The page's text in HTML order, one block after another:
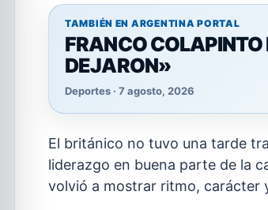
TAMBIÉN EN ARGENTINA PORTAL
FRANCO
DEJARON»
Deportes · 7 agosto, 2026
El británico no tuvo una tarde
liderazgo en buena parte de la
volvió a mostrar ritmo, carácter